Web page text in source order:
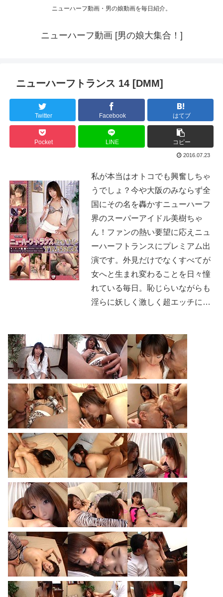
ニューハーフ動画・男の娘動画を毎日紹介。
ニューハーフ動画 [男の娘大集合！]
ニューハーフトランス 14 [DMM]
Twitter Facebook はてブ
Pocket LINE コピー
2016.07.23
私が本当はオトコでも興奮しちゃ
うでしょ？今や大阪のみならず全
国にその名を轟かすニューハーフ
界のスーパーアイドル美樹ちゃ
ん！ファンの熱い要望に応えニュ
ーハーフトランスにプレミアム出
演です。外見だけでなくすべてが
女へと生まれ変わることを日々憧
れている毎日。恥じらいながらも
淫らに妖しく激しく超エッチに…